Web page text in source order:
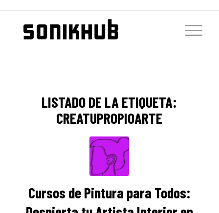
LISTADO DE LA ETIQUETA:
CREATUPROPIOARTE
Cursos de Pintura para Todos: